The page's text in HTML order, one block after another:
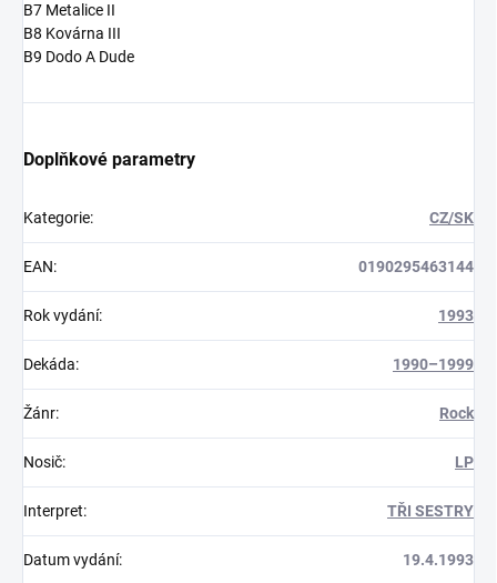
B7 Metalice II
B8 Kovárna III
B9 Dodo A Dude
Doplňkové parametry
Kategorie: CZ/SK
EAN: 0190295463144
Rok vydání: 1993
Dekáda: 1990–1999
Žánr: Rock
Nosič: LP
Interpret: TŘI SESTRY
Datum vydání: 19.4.1993